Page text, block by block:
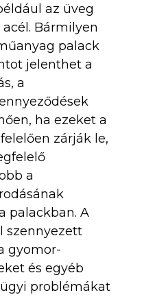
az üveg
Bármilyen
palack
jelenthet a
a
ha ezeket a
zárják le,
a
palackban. A
szennyezett
gyomor-
és egyéb
problémákat